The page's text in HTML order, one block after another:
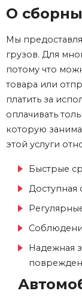
О
Мы
грузов. Для
потому что
товара или
платить за
оплачивать
которую
этой услуги
Быстрые
Доступная
Надежная